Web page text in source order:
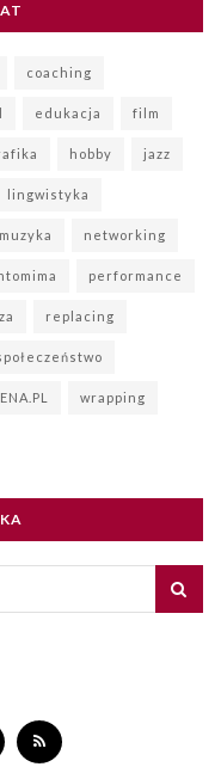
coaching
edukacja film
hobby jazz
lingwistyka
muzyka networking
performance
replacing
wrapping